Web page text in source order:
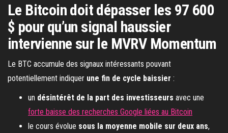
Le Bitcoin doit dépasser les 97 600
$ pour qu’un signal haussier
intervienne sur le MVRV Momentum
Le BTC accumule des signaux intéressants pouvant
potentiellement indiquer une fin de cycle baissier :
un désintérêt de la part des investisseurs avec une
forte baisse des recherches Google liées au Bitcoin
le cours évolue sous la moyenne mobile sur deux ans,